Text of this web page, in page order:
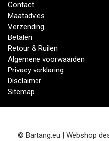
Contact
Maatadvies
Verzending
Betalen
Retour & Ruilen
Algemene voorwaarden
Privacy verklaring
Disclaimer
Sitemap
© Bartang.eu | Webshop